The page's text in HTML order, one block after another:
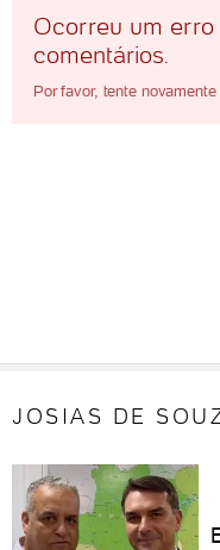
Ocorreu um
comentários.
Por favor, tente
JOSIAS DE